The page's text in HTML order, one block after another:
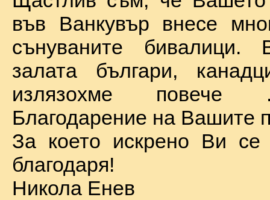
във Ванкувър внесе
сънуваните бивалици.
залата българи,
излязохме
Благодарение на Вашите
За което искрено Ви се
благодаря!
Никола Енев